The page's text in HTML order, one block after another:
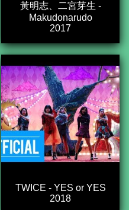
黃明志、二宮芽生 -
Makudonarudo
2017
TWICE - YES or YES
2018